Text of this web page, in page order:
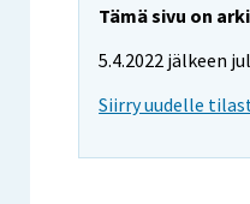
Tämä sivu on
5.4.2022 jälkeen
Siirry uudelle